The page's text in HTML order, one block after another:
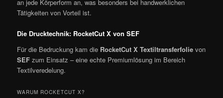
an jede Körperform an, was besonders bei handwerklichen
Tätigkeiten von Vorteil ist.
Die Drucktechnik: RocketCut X von SEF
Für die Bedruckung kam die RocketCut X Textiltransferfolie von
SEF zum Einsatz – eine echte Premiumlösung im Bereich
Textilveredelung.
WARUM ROCKETCUT X?